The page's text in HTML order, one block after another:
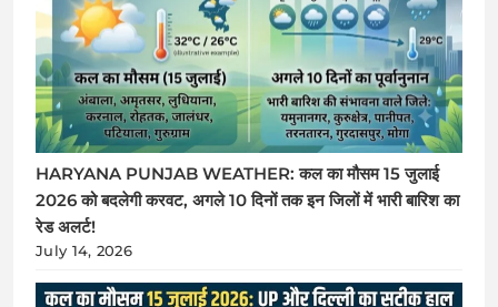
HARYANA PUNJAB WEATHER: कल का मौसम 15 जुलाई
2026 को बदलेगी करवट, अगले 10 दिनों तक इन जिलों में भारी बारिश का
रेड अलर्ट!
July 14, 2026